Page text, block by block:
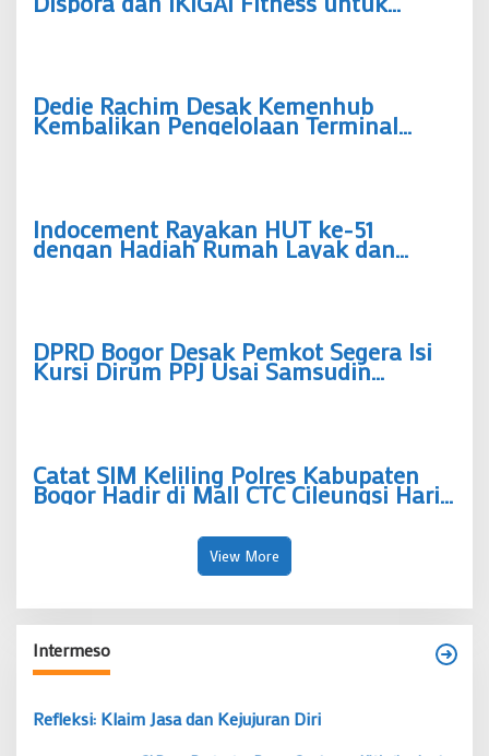
Tingkatkan Prestasi Atlet Bogor
Dedie Rachim Desak Kemenhub
Kembalikan Pengelolaan Terminal
Baranangsiang ke Pemkot Bogor
Indocement Rayakan HUT ke-51
dengan Hadiah Rumah Layak dan
Lapangan Bola untuk Warga
DPRD Bogor Desak Pemkot Segera Isi
Kursi Dirum PPJ Usai Samsudin
Mengundurkan Diri
Catat SIM Keliling Polres Kabupaten
Bogor Hadir di Mall CTC Cileungsi Hari
Ini, Siapkan Tiga Dokumen Ini
View More
Intermeso
Refleksi: Klaim Jasa dan Kejujuran Diri